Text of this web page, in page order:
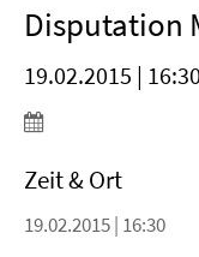
Disputation
19.02.2015 | 16:30
Zeit & Ort
19.02.2015 | 16:30